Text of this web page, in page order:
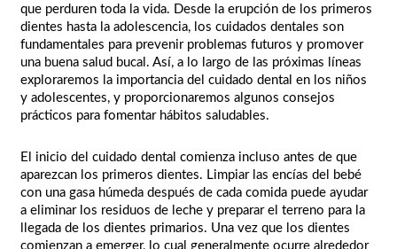
que perduren toda la vida. Desde la erupción de los primeros
dientes hasta la adolescencia, los cuidados dentales son
fundamentales para prevenir problemas futuros y promover
una buena salud bucal. Así, a lo largo de las próximas líneas
exploraremos la importancia del cuidado dental en los niños
y adolescentes, y proporcionaremos algunos consejos
prácticos para fomentar hábitos saludables.
El inicio del cuidado dental comienza incluso antes de que
aparezcan los primeros dientes. Limpiar las encías del bebé
con una gasa húmeda después de cada comida puede ayudar
a eliminar los residuos de leche y preparar el terreno para la
llegada de los dientes primarios. Una vez que los dientes
comienzan a emerger, lo cual generalmente ocurre alrededor